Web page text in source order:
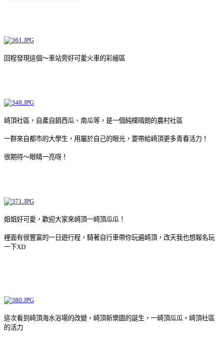
回程發現這個～車站旁好可愛火車的彩繪區
崎頂社區，自產自銷西瓜、南瓜等，是一個純樸晴朗的農村社區
一群來自都市的大學生，用屬於自己的眼光，要帶給崎頂更多青春活力！
很期待～眼睛一亮呀！
姐姐好可愛，歡迎大家來崎頂一崎頂瓜瓜！
裡面有很豐富的一日遊行程，騎著自行車帶你玩遍崎頂，改天我也想報名玩
一下XD
這次看到崎頂海水浴場的改變，崎頂新樂園的誕生，一崎頂瓜瓜。崎頂社區
的活力